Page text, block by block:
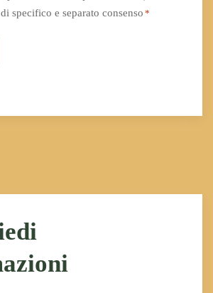
specifico e separato consenso *